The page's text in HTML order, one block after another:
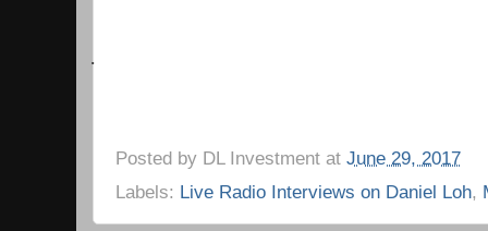
·
Posted by DL Investment at June 29, 2017
Labels: Live Radio Interviews on Daniel Loh,